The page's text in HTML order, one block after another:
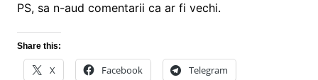
PS, sa n-aud comentarii ca ar fi vechi.
Share this:
X Facebook Telegram